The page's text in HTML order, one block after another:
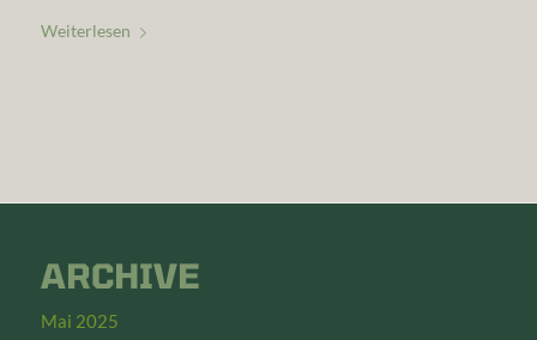
Weiterlesen
ARCHIVE
Mai 2025